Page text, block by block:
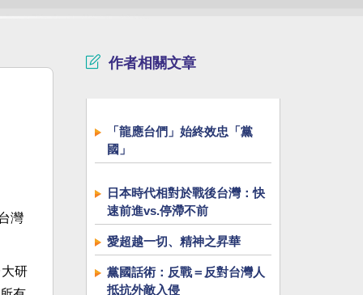
灣
研
作者相關文章
「龍應台們」始終效忠「黨
國」
日本時代相對於戰後台灣：快
速前進vs.停滯不前
愛超越一切、精神之昇華
黨國話術：反戰＝反對台灣人
抵抗外敵入侵